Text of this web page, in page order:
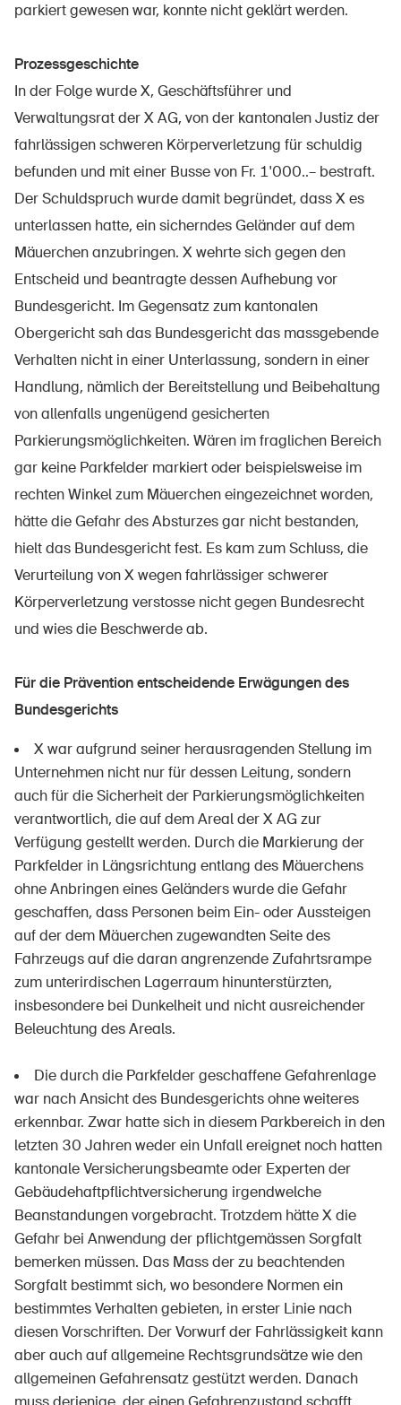
parkiert gewesen war, konnte nicht geklärt werden.
Prozessgeschichte
In der Folge wurde X, Geschäftsführer und
Verwaltungsrat der X AG, von der kantonalen Justiz der
fahrlässigen schweren Körperverletzung für schuldig
befunden und mit einer Busse von Fr. 1'000..– bestraft.
Der Schuldspruch wurde damit begründet, dass X es
unterlassen hatte, ein sicherndes Geländer auf dem
Mäuerchen anzubringen. X wehrte sich gegen den
Entscheid und beantragte dessen Aufhebung vor
Bundesgericht. Im Gegensatz zum kantonalen
Obergericht sah das Bundesgericht das massgebende
Verhalten nicht in einer Unterlassung, sondern in einer
Handlung, nämlich der Bereitstellung und Beibehaltung
von allenfalls ungenügend gesicherten
Parkierungsmöglichkeiten. Wären im fraglichen Bereich
gar keine Parkfelder markiert oder beispielsweise im
rechten Winkel zum Mäuerchen eingezeichnet worden,
hätte die Gefahr des Absturzes gar nicht bestanden,
hielt das Bundesgericht fest. Es kam zum Schluss, die
Verurteilung von X wegen fahrlässiger schwerer
Körperverletzung verstosse nicht gegen Bundesrecht
und wies die Beschwerde ab.
Für die Prävention entscheidende Erwägungen des
Bundesgerichts
X war aufgrund seiner herausragenden Stellung im
Unternehmen nicht nur für dessen Leitung, sondern
auch für die Sicherheit der Parkierungsmöglichkeiten
verantwortlich, die auf dem Areal der X AG zur
Verfügung gestellt werden. Durch die Markierung der
Parkfelder in Längsrichtung entlang des Mäuerchens
ohne Anbringen eines Geländers wurde die Gefahr
geschaffen, dass Personen beim Ein- oder Aussteigen
auf der dem Mäuerchen zugewandten Seite des
Fahrzeugs auf die daran angrenzende Zufahrtsrampe
zum unterirdischen Lagerraum hinunterstürzten,
insbesondere bei Dunkelheit und nicht ausreichender
Beleuchtung des Areals.
Die durch die Parkfelder geschaffene Gefahrenlage
war nach Ansicht des Bundesgerichts ohne weiteres
erkennbar. Zwar hatte sich in diesem Parkbereich in den
letzten 30 Jahren weder ein Unfall ereignet noch hatten
kantonale Versicherungsbeamte oder Experten der
Gebäudehaftpflichtversicherung irgendwelche
Beanstandungen vorgebracht. Trotzdem hätte X die
Gefahr bei Anwendung der pflichtgemässen Sorgfalt
bemerken müssen. Das Mass der zu beachtenden
Sorgfalt bestimmt sich, wo besondere Normen ein
bestimmtes Verhalten gebieten, in erster Linie nach
diesen Vorschriften. Der Vorwurf der Fahrlässigkeit kann
aber auch auf allgemeine Rechtsgrundsätze wie den
allgemeinen Gefahrensatz gestützt werden. Danach